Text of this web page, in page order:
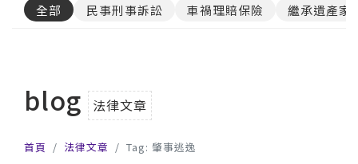
全部 民事刑事訴訟 車禍理賠保險 繼承遺產家
blog 法律文章
首頁 法律文章 Tag: 肇事逃逸